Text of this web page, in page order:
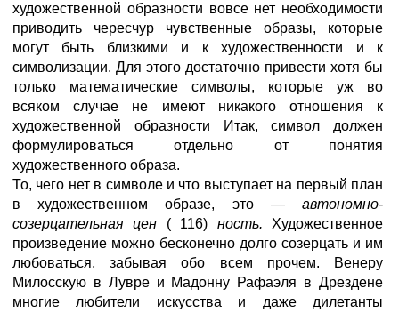
художественной образности вовсе нет необходимости
приводить чересчур чувственные образы, которые
могут быть близкими и к художественности и к
символизации. Для этого достаточно привести хотя бы
только математические символы, которые уж во
всяком случае не имеют никакого отношения к
художественной образности Итак, символ должен
формулироваться отдельно от понятия
художественного образа.
То, чего нет в символе и что выступает на первый план
в художественном образе, это — автономно-
созерцательная цен ( 116) ность. Художественное
произведение можно бесконечно долго созерцать и им
любоваться, забывая обо всем прочем. Венеру
Милосскую в Лувре и Мадонну Рафаэля в Дрездене
многие любители искусства и даже дилетанты